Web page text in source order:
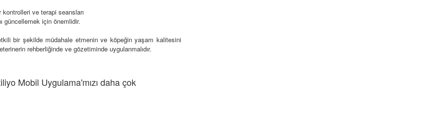
ve terapi seansları
güncellemek için önemlidir.
bir şekilde müdahale etmenin ve köpeğin yaşam kalitesini
rehberliğinde ve gözetiminde uygulanmalıdır.
Mobil Uygulama'mızı daha çok